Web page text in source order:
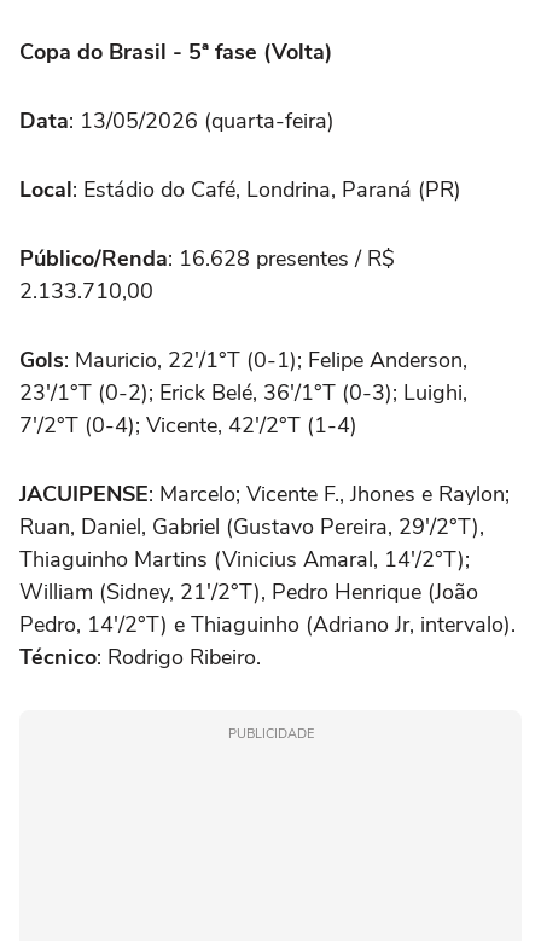
Copa do Brasil - 5ª fase (Volta)
Data: 13/05/2026 (quarta-feira)
Local: Estádio do Café, Londrina, Paraná (PR)
Público/Renda: 16.628 presentes / R$
2.133.710,00
Gols: Mauricio, 22'/1°T (0-1); Felipe Anderson,
23'/1°T (0-2); Erick Belé, 36'/1°T (0-3); Luighi,
7'/2°T (0-4); Vicente, 42'/2°T (1-4)
JACUIPENSE: Marcelo; Vicente F., Jhones e Raylon;
Ruan, Daniel, Gabriel (Gustavo Pereira, 29'/2°T),
Thiaguinho Martins (Vinicius Amaral, 14'/2°T);
William (Sidney, 21'/2°T), Pedro Henrique (João
Pedro, 14'/2°T) e Thiaguinho (Adriano Jr, intervalo).
Técnico: Rodrigo Ribeiro.
PUBLICIDADE